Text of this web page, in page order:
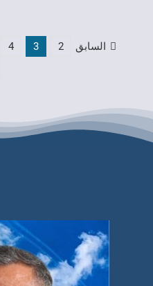
السابق 2
3
4